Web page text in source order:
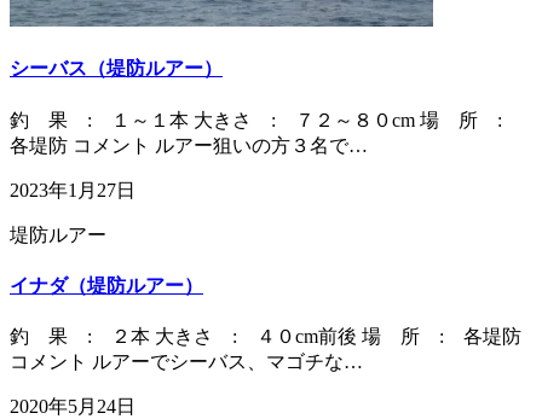
シーバス（堤防ルアー）
釣 果 : １～１本 大きさ : ７２～８０cm 場 所 :
各堤防 コメント ルアー狙いの方３名で…
2023年1月27日
堤防ルアー
イナダ（堤防ルアー）
釣 果 : ２本 大きさ : ４０cm前後 場 所 : 各堤防
コメント ルアーでシーバス、マゴチな…
2020年5月24日